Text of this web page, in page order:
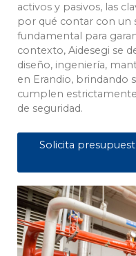
activos y pasivos, las
por qué contar con un
fundamental para
contexto, Aidesegi se
diseño, ingeniería,
en Erandio, brindando
cumplen
de seguridad.
Solicita